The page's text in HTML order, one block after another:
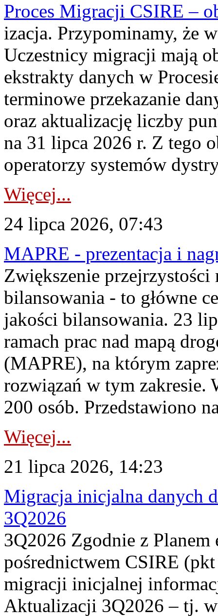
Proces Migracji CSIRE –
izacja. Przypominamy, że
Uczestnicy migracji mają
ekstrakty danych w
terminowe przekazanie
oraz aktualizację liczby
na 31 lipca 2026 r. Z tego
operatorzy systemów
Więcej...
24 lipca 2026, 07:43
MAPRE - prezentacja i
Zwiększenie
bilansowania - to główne
jakości bilansowania. 23
ramach prac nad mapą
(MAPRE), na którym
rozwiązań w tym zakresie.
200 osób. Przedstawiono
Więcej...
21 lipca 2026, 14:23
Migracja inicjalna danych
3Q2026
3Q2026 Zgodnie z
pośrednictwem CSIRE
migracji inicjalnej
Aktualizacji 3Q2026 – tj.